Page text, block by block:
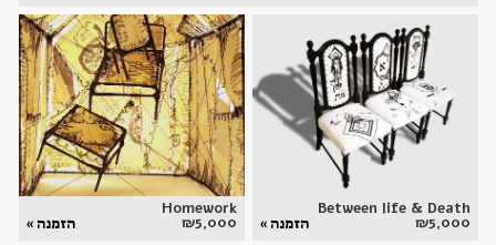
Between life & Death
₪5,000 הזמנה »
Homework
₪5,000 הזמנה »